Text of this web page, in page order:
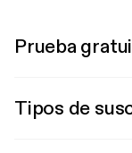
Prueba
Tipos de